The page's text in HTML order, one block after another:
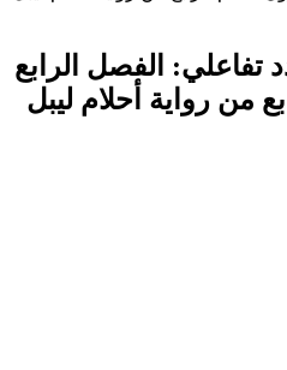
تفاعلي: الفصل الرابع
من رواية أحلام ليبل